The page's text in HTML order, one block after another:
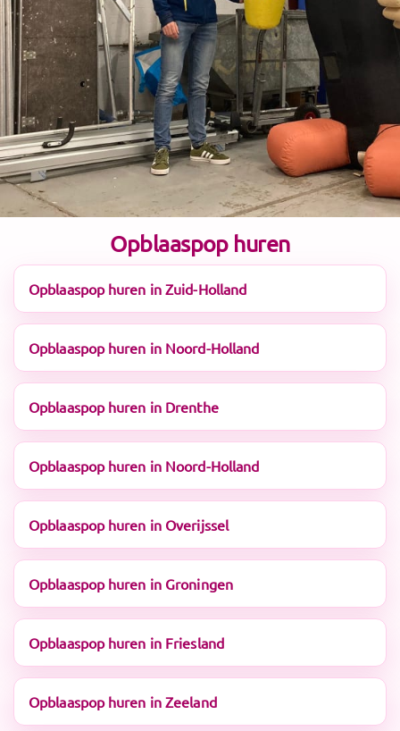
Opblaaspop huren
Opblaaspop huren in Zuid-Holland
Opblaaspop huren in Noord-Holland
Opblaaspop huren in Drenthe
Opblaaspop huren in Noord-Holland
Opblaaspop huren in Overijssel
Opblaaspop huren in Groningen
Opblaaspop huren in Friesland
Opblaaspop huren in Zeeland